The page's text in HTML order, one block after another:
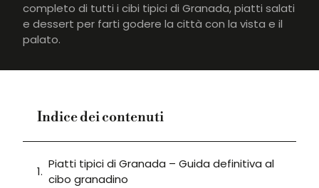
completo di tutti i cibi tipici di Granada, piatti salati
e dessert per farti godere la città con la vista e il
palato.
Indice dei contenuti
Piatti tipici di Granada – Guida definitiva al
cibo granadino